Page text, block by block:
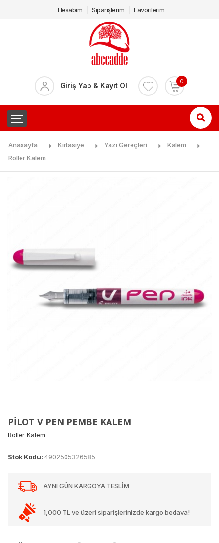
Hesabım Siparişlerim Favorilerim
Giriş Yap & Kayıt Ol 0
Anasayfa Kırtasiye Yazı Gereçleri
Kalem
Roller Kalem
PİLOT V PEN PEMBE KALEM
Roller Kalem
Stok Kodu: 4902505326585
AYNI GÜN KARGOYA TESLİM
1,000 TL ve üzeri siparişlerinizde kargo bedava!